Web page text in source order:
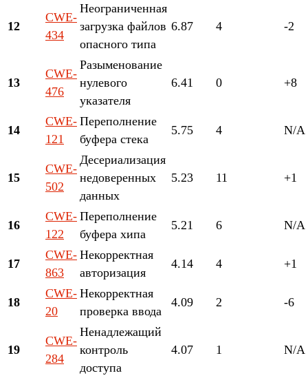
12
CWE-
434
Неограниченная
загрузка файлов
опасного типа
6.87 4 -2
13
CWE-
476
Разыменование
нулевого
указателя
6.41 0 +8
14
CWE-
121
Переполнение
буфера стека
5.75 4 N/A
15
CWE-
502
Десериализация
недоверенных
данных
5.23 11 +1
16
CWE-
122
Переполнение
буфера хипа
5.21 6 N/A
17
CWE-
863
Некорректная
авторизация
4.14 4 +1
18
CWE-
20
Некорректная
проверка ввода
4.09 2 -6
19
CWE-
284
Ненадлежащий
контроль
доступа
4.07 1 N/A